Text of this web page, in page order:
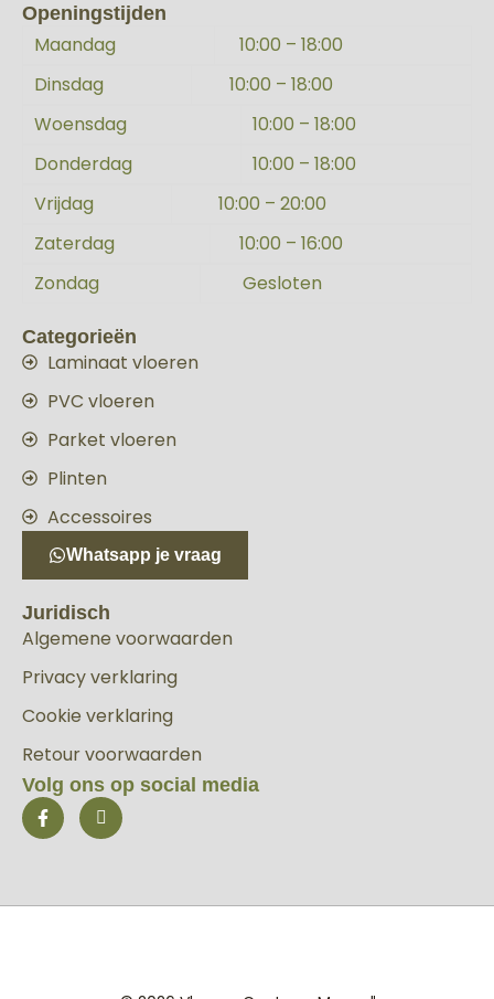
Openingstijden
Maandag
10:00 – 18:00
Dinsdag
10:00 – 18:00
Woensdag
10:00 – 18:00
Donderdag
10:00 – 18:00
Vrijdag
10:00 – 20:00
Zaterdag
10:00 – 16:00
Zondag
Gesloten
Categorieën
Laminaat vloeren
PVC vloeren
Parket vloeren
Plinten
Accessoires
Whatsapp je vraag
Juridisch
Algemene voorwaarden
Privacy verklaring
Cookie verklaring
Retour voorwaarden
Volg ons op social media